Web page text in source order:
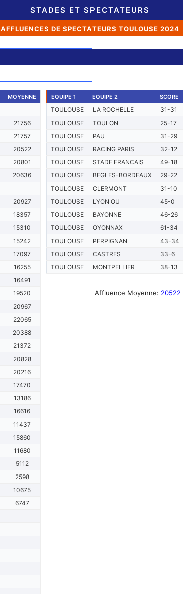
STADES ET SPECTATEURS
AFFLUENCES DE SPECTATEURS TOULOUSE 2024
MOYENNE
21756
21757
20522
20801
20636
20927
18357
15310
15242
17097
16255
16491
19520
20967
22065
20388
21372
20828
20216
17470
13186
16616
11437
15860
11680
5112
2598
10675
6747
EQUIPE 1 EQUIPE 2 SCORE
TOULOUSE LA ROCHELLE 31-31
TOULOUSE
TOULON 25-17
TOULOUSE
PAU 31-29
TOULOUSE
RACING PARIS 32-12
TOULOUSE
STADE FRANCAIS 49-18
TOULOUSE
BEGLES-BORDEAUX 29-22
TOULOUSE
CLERMONT 31-10
TOULOUSE
LYON OU 45-0
TOULOUSE
BAYONNE 46-26
TOULOUSE
OYONNAX 61-34
TOULOUSE
PERPIGNAN 43-34
TOULOUSE
CASTRES 33-6
TOULOUSE
MONTPELLIER 38-13
Affluence Moyenne: 20522